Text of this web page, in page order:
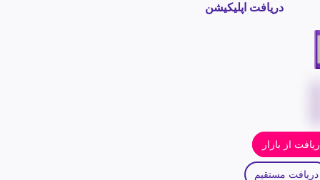
دریافت اپلیکیشن
از بازار
دریافت مستقیم